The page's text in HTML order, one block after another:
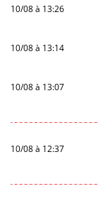
10/08 à 13:26
10/08 à 13:14
10/08 à 13:07
10/08 à 12:37